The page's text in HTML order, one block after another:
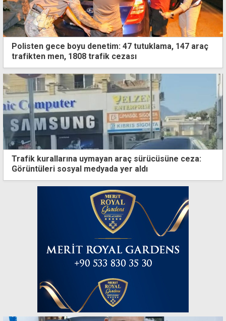
Polisten gece boyu denetim: 47 tutuklama, 147 araç
trafikten men, 1808 trafik cezası
Trafik kurallarına uymayan araç sürücüsüne ceza:
Görüntüleri sosyal medyada yer aldı